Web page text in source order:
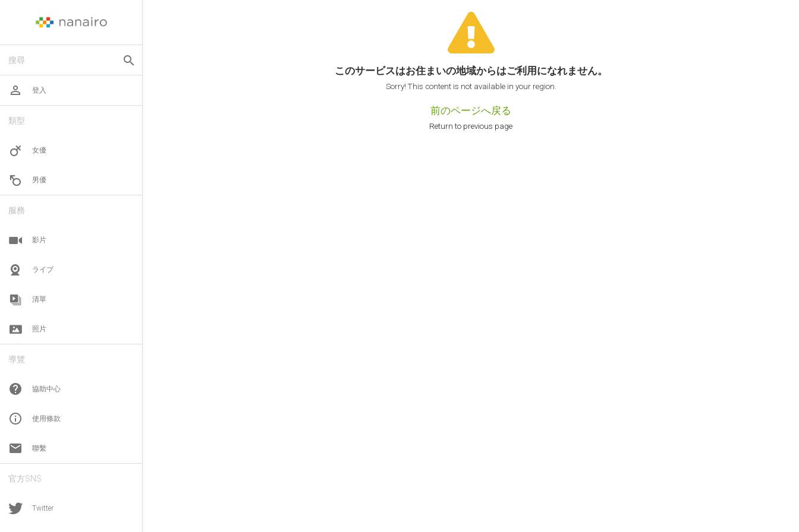
搜尋 search
perm_identity 登入
類型
女優
男優
服務
影片
ライブ
清單
照片
導覽
help 協助中心
info_outline 使用條款
email 聯繫
官方SNS
Twitter
このサービスはお住まいの地域からはご利用になれません。
Sorry! This content is not available in your region.
前のページへ戻る
Return to previous page